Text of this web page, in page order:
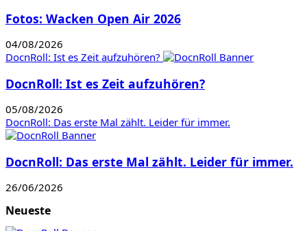
Fotos: Wacken Open Air 2026
04/08/2026
DocnRoll: Ist es Zeit aufzuhören?
DocnRoll: Ist es Zeit aufzuhören?
05/08/2026
DocnRoll: Das erste Mal zählt. Leider für immer.
DocnRoll: Das erste Mal zählt. Leider für immer.
26/06/2026
Neueste